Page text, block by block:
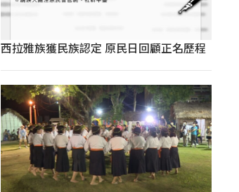
西拉雅族獲民族認定 原民日回顧正名歷程